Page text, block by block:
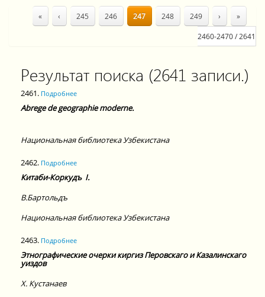
« ‹ 245 246 247 248 249 › »
2460-2470 / 2641
Результат поиска (2641 записи.)
2461. Подробнее
Abrege de geographie moderne.
Национальная библиотека Узбекистана
2462. Подробнее
Китаби-Коркудъ I.
В.Бартольдъ
Национальная библиотека Узбекистана
2463. Подробнее
Этнографические очерки киргиз Перовскаго и Казалинскаго
уиздов
Х. Кустанаев